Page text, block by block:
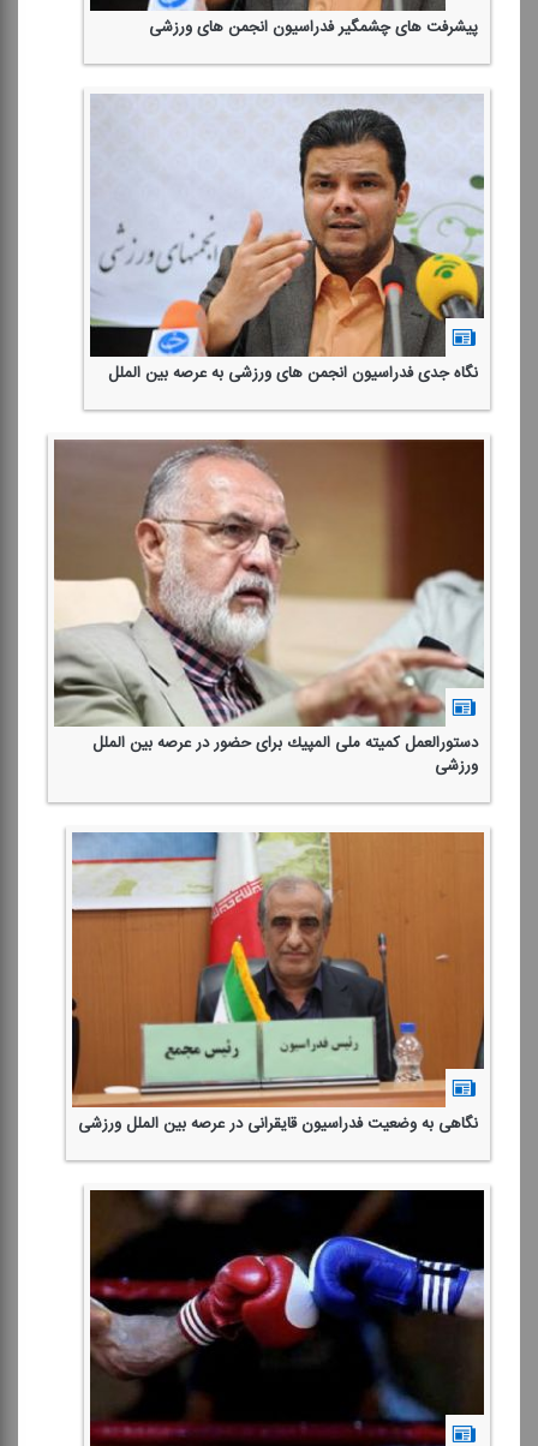
پیشرفت های چشمگیر فدراسیون انجمن های ورزشی
نگاه جدی فدراسیون انجمن های ورزشی به عرصه بین الملل
دستورالعمل كمیته ملی المپیك برای حضور در عرصه بین الملل
ورزشی
نگاهی به وضعیت فدراسیون قایقرانی در عرصه بین الملل ورزشی